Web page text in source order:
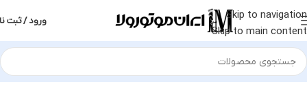
Skip to navigation
Skip to main content
ورود / ثبت